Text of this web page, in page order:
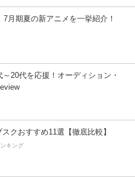
7月期夏の新アニメを一挙紹介！
20代を応援！オーディション・
クおすすめ11選【徹底比較】
キング